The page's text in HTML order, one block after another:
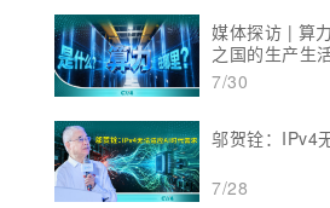
媒体探访 | 算
之国的生产生
7/30
邬贺铨：IPv4
7/28